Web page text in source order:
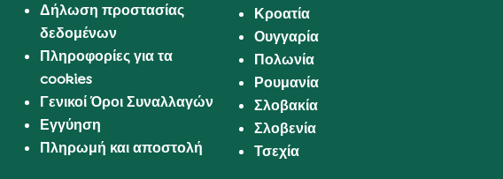
Δήλωση προστασίας
δεδομένων
Πληροφορίες για τα
cookies
Γενικοί Όροι Συναλλαγών
Εγγύηση
Πληρωμή και αποστολή
Κροατία
Ουγγαρία
Πολωνία
Ρουμανία
Σλοβακία
Σλοβενία
Τσεχία